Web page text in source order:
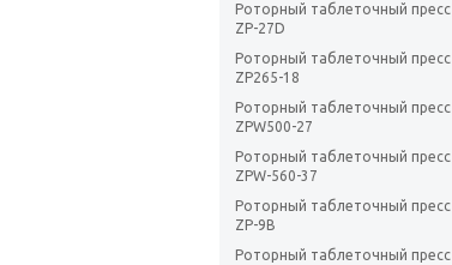
Роторный таблеточный пресс
ZP-27D
Роторный таблеточный пресс
ZP265-18
Роторный таблеточный пресс
ZPW500-27
Роторный таблеточный пресс
ZPW-560-37
Роторный таблеточный пресс
ZP-9В
Роторный таблеточный пресс